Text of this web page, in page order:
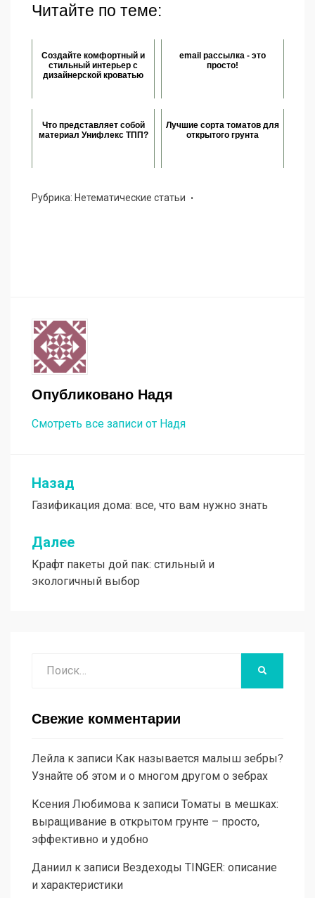
Читайте по теме:
Создайте комфортный и
стильный интерьер с
дизайнерской кроватью
email рассылка - это
просто!
Что представляет собой
материал Унифлекс ТПП?
Лучшие сорта томатов для
открытого грунта
Рубрика: Нетематические статьи
Опубликовано Надя
Смотреть все записи от Надя
Навигация
по
записям
Назад
Газификация дома: все, что вам нужно знать
Далее
Крафт пакеты дой пак: стильный и
экологичный выбор
Свежие комментарии
Лейла к записи Как называется малыш зебры?
Узнайте об этом и о многом другом о зебрах
Ксения Любимова к записи Томаты в мешках:
выращивание в открытом грунте – просто,
эффективно и удобно
Даниил к записи Вездеходы TINGER: описание
и характеристики